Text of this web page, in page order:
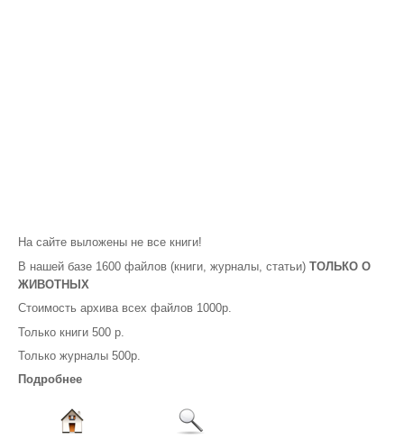
На сайте выложены не все книги!
В нашей базе 1600 файлов (книги, журналы, статьи) ТОЛЬКО О
ЖИВОТНЫХ
Стоимость архива всех файлов 1000р.
Только книги 500 р.
Только журналы 500р.
Подробнее